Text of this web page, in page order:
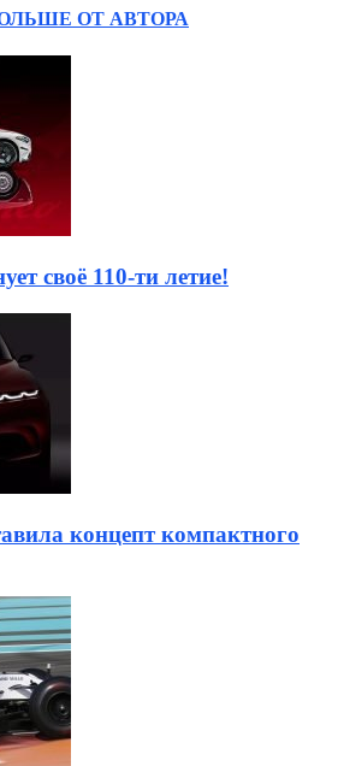
ОТ АВТОРА
своё 110-ти летие!
концепт компактного